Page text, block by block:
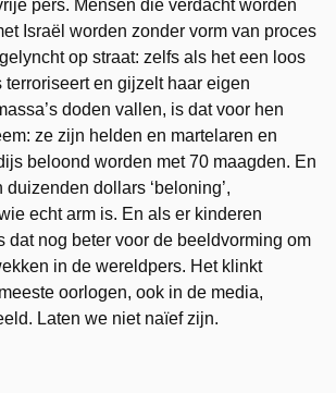
pers. Mensen die verdacht worden
Israël worden zonder vorm van proces
op straat: zelfs als het een loos
terroriseert en gijzelt haar eigen
doden vallen, is dat voor hen
ze zijn helden en martelaren en
beloond worden met 70 maagden. En
dollars ‘beloning’,
echt arm is. En als er kinderen
dat nog beter voor de beeldvorming om
in de wereldpers. Het klinkt
oorlogen, ook in de media,
Laten we niet naïef zijn.